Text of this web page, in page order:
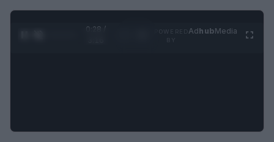
0:29 /
AdhubMedia